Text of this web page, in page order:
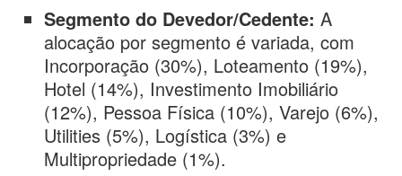
Segmento do Devedor/Cedente: A
alocação por segmento é variada, com
Incorporação (30%), Loteamento (19%),
Hotel (14%), Investimento Imobiliário
(12%), Pessoa Física (10%), Varejo (6%),
Utilities (5%), Logística (3%) e
Multipropriedade (1%).